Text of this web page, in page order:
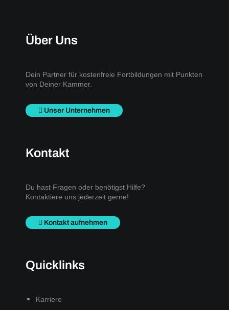
Über Uns
Dein Partner für kostenfreie Fortbildungen mit Punkten
von Deiner Kammer.
Unser Unternehmen
Kontakt
Du hast Fragen oder benötigst Hilfe?
Kontaktiere uns jederzeit gerne!
Kontakt aufnehmen
Quicklinks
Karriere